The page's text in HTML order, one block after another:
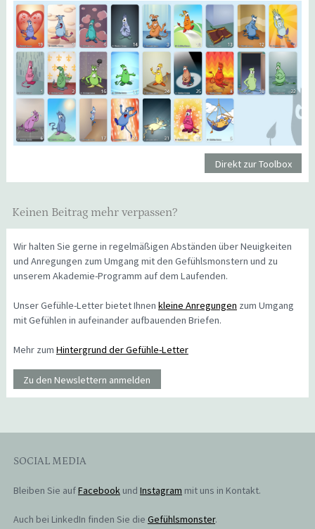
Direkt zur Toolbox
Keinen Beitrag mehr verpassen?
Wir halten Sie gerne in regelmäßigen Abständen über Neuigkeiten
und Anregungen zum Umgang mit den Gefühlsmonstern und zu
unserem Akademie-Programm auf dem Laufenden.
Unser Gefühle-Letter bietet Ihnen kleine Anregungen zum Umgang
mit Gefühlen in aufeinander aufbauenden Briefen.
Mehr zum Hintergrund der Gefühle-Letter
Zu den Newslettern anmelden
SOCIAL MEDIA
Bleiben Sie aufFacebookund Instagram mit uns in Kontakt.
Auch bei LinkedIn finden Sie die Gefühlsmonster.